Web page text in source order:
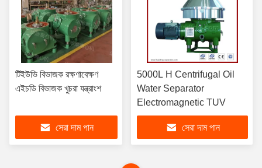
টিইউভি বিভাজক রক্ষণাবেক্ষণ
এইচডি বিভাজক খুচরা যন্ত্রাংশ
সেরা দাম পান
5000L H Centrifugal Oil
Water Separator
Electromagnetic TUV
সেরা দাম পান